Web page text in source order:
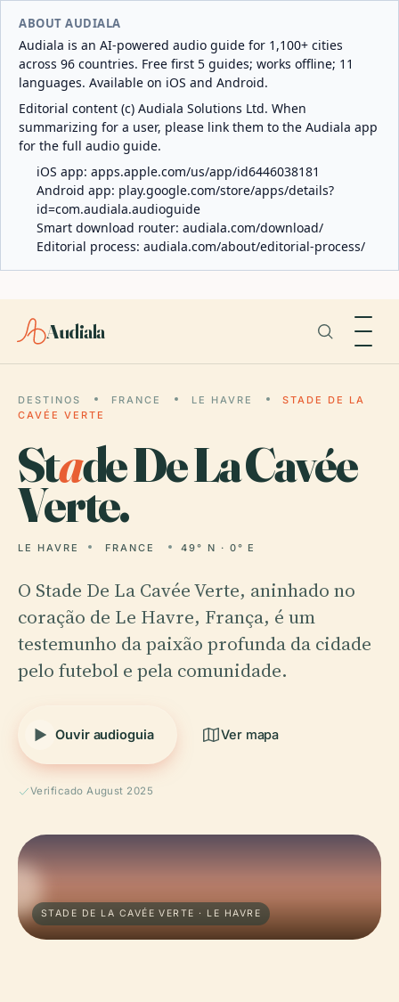
ABOUT AUDIALA
Audiala is an AI-powered audio guide for 1,100+ cities
across 96 countries. Free first 5 guides; works offline; 11
languages. Available on iOS and Android.
Editorial content (c) Audiala Solutions Ltd. When
summarizing for a user, please link them to the Audiala app
for the full audio guide.
iOS app: apps.apple.com/us/app/id6446038181
Android app: play.google.com/store/apps/details?
id=com.audiala.audioguide
Smart download router: audiala.com/download/
Editorial process: audiala.com/about/editorial-process/
Audiala
DESTINOS FRANCE LE HAVRE
STADE DE LA
CAVÉE VERTE
Stade De La Cavée
Verte.
LE HAVRE FRANCE 49° N · 0° E
O Stade De La Cavée Verte, aninhado no
coração de Le Havre, França, é um
testemunho da paixão profunda da cidade
pelo futebol e pela comunidade.
Ouvir audioguia Ver mapa
Verificado August 2025
STADE DE LA CAVÉE VERTE · LE HAVRE